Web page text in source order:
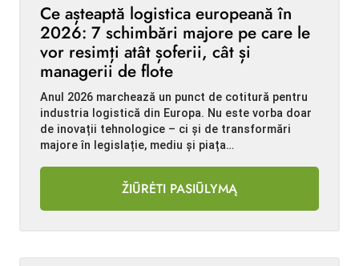
Ce așteaptă logistica europeană în
2026: 7 schimbări majore pe care le
vor resimți atât șoferii, cât și
managerii de flote
Anul 2026 marchează un punct de cotitură pentru
industria logistică din Europa. Nu este vorba doar
de inovații tehnologice – ci și de transformări
majore în legislație, mediu și piața…
ŽIŪRĖTI PASIŪLYMĄ